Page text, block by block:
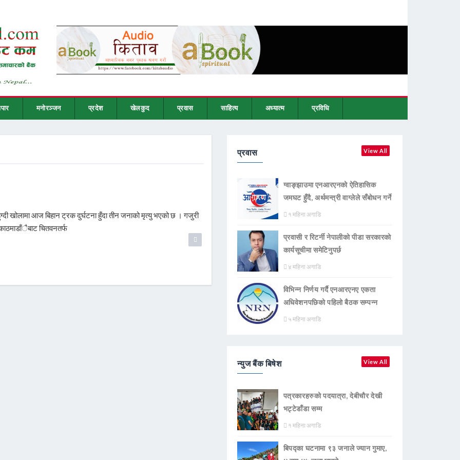
मनोरञ्जन प्रदेश खेलकुद प्रवास साहित्य अध्यात्म प्रविधि
खोलामा आज बिहान ट्रक दुर्घटना हुँदा तीन जनाको मृत्यु भएको छ । गजुरी
चितवनतर्फ
प्रवास View All
ग्वाङ्झाउमा एनआरएनको ऐतिहासिक
जमघट हुँदै, अर्थमन्त्री वाग्लेले सँबोधन गर्ने
१ महिना अगाडि
प्रवासी र रिटर्नी नेपालीको पीडा सरकारको
कार्यसूचीमा समेटिनुपर्छ
४ महिना अगाडि
विभिन्न निर्णय गर्दै एनआरएनए एकता
अधिवेशनपछिको पहिलो बैठक सम्पन्न
५ महिना अगाडि
न्युज बैंक बिषेश View All
पत्रकारहरुको पदयात्रा, देबीचौर देखी
भट्टेडाँडा सम्म
१ महिना अगाडि
बिपद्का घटनामा ९३ जनाले ज्यान गुमाए,